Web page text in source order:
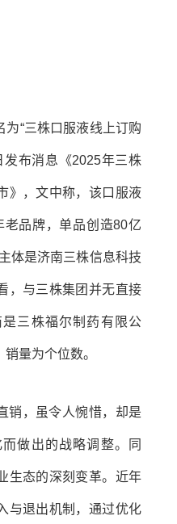
为“三株口服液线上订购
发布消息《2025年三株
》，文中称，该口服液
老品牌，单品创造80亿
体是济南三株信息科技
，与三株集团并无直接
三株福尔制药有限公
量为个位数。
销，虽令人惋惜，却是
做出的战略调整。同
生态的深刻变革。近年
与退出机制，通过优化